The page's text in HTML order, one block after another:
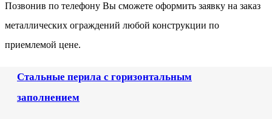
Позвонив по телефону Вы сможете оформить заявку на заказ
металлических ограждений любой конструкции по
приемлемой цене.
Стальные перила с горизонтальным
заполнением